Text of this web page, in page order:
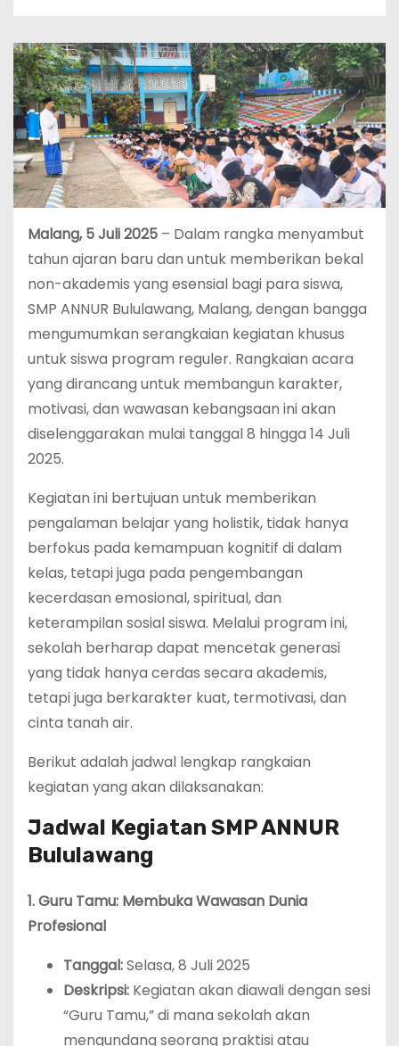
Malang, 5 Juli 2025 – Dalam rangka menyambut
tahun ajaran baru dan untuk memberikan bekal
non-akademis yang esensial bagi para siswa,
SMP ANNUR Bululawang, Malang, dengan bangga
mengumumkan serangkaian kegiatan khusus
untuk siswa program reguler. Rangkaian acara
yang dirancang untuk membangun karakter,
motivasi, dan wawasan kebangsaan ini akan
diselenggarakan mulai tanggal 8 hingga 14 Juli
2025.
Kegiatan ini bertujuan untuk memberikan
pengalaman belajar yang holistik, tidak hanya
berfokus pada kemampuan kognitif di dalam
kelas, tetapi juga pada pengembangan
kecerdasan emosional, spiritual, dan
keterampilan sosial siswa. Melalui program ini,
sekolah berharap dapat mencetak generasi
yang tidak hanya cerdas secara akademis,
tetapi juga berkarakter kuat, termotivasi, dan
cinta tanah air.
Berikut adalah jadwal lengkap rangkaian
kegiatan yang akan dilaksanakan:
Jadwal Kegiatan SMP ANNUR
Bululawang
1. Guru Tamu: Membuka Wawasan Dunia
Profesional
Tanggal:Selasa, 8 Juli 2025
Deskripsi: Kegiatan akan diawali dengan sesi
“Guru Tamu,” di mana sekolah akan
mengundang seorang praktisi atau